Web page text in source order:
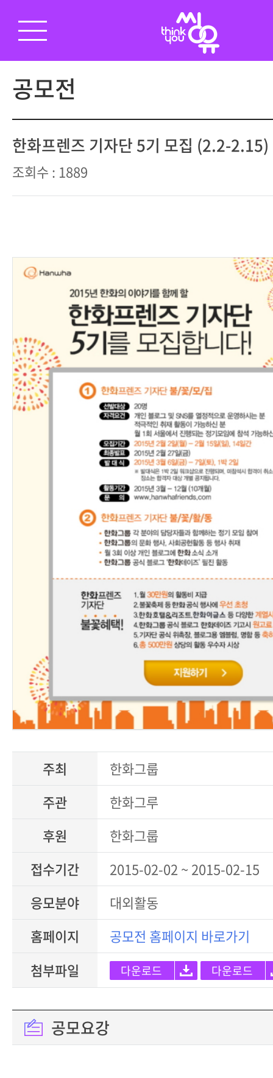
공모전
한화프렌즈 기자단 5기 모집 (2.2-2.15)
조회수 : 1889
주최
한화그룹
주관
한화그루
후원
한화그룹
접수기간
2015-02-02 ~ 2015-02-15
응모분야
대외활동
홈페이지
공모전 홈페이지 바로가기
첨부파일
다운로드 다운로드
공모요강